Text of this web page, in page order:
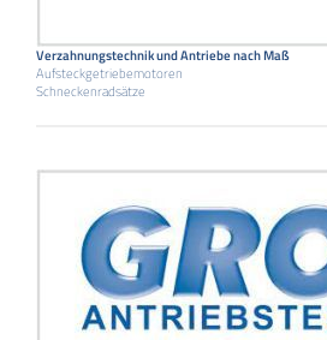
Verzahnungstechnik und Antriebe nach Maß
Aufsteckgetriebemotoren
Schneckenradsätze